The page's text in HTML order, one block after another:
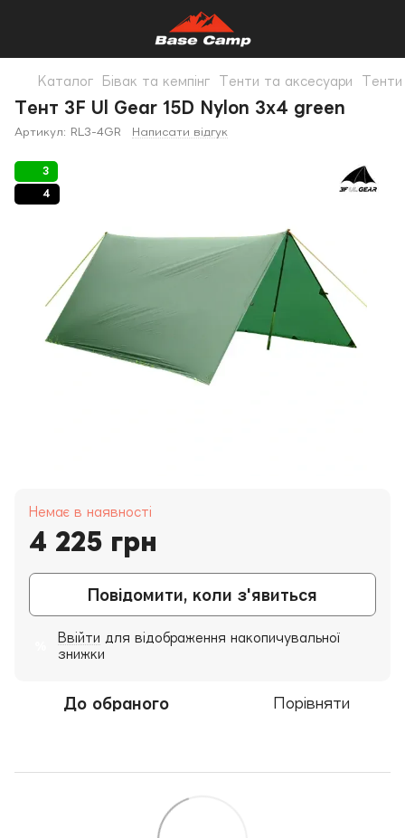
Каталог Бівак та кемпінг Тенти та аксесуари
Тент 3F Ul Gear 15D Nylon 3х4 green
Артикул: RL3-4GR Написати відгук
3
4
Немає в наявності
4 225 грн
Повідомити, коли з'явиться
Ввійти для відображення накопичувальної
знижки
До обраного Порівняти